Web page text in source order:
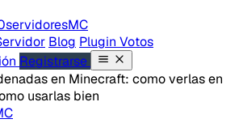
MC
Blog Plugin Votos
Registrarse
en Minecraft: como verlas en
usarlas bien